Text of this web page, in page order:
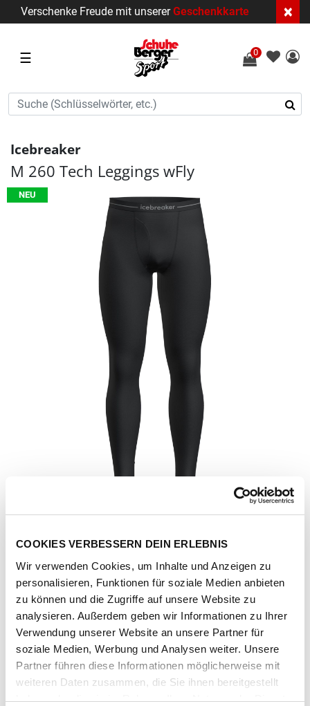
COOKIES VERBESSERN DEIN ERLEBNIS
Wir verwenden Cookies, um Inhalte und Anzeigen zu
personalisieren, Funktionen für soziale Medien anbieten
zu können und die Zugriffe auf unsere Website zu
analysieren. Außerdem geben wir Informationen zu Ihrer
Verwendung unserer Website an unsere Partner für
soziale Medien, Werbung und Analysen weiter. Unsere
Partner führen diese Informationen möglicherweise mit
weiteren Daten zusammen, die Sie ihnen bereitgestellt
haben oder die sie im Rahmen Ihrer Nutzung der Dienste
Verschenke Freude mit unsererGeschenkkarte ×
☰ 0
Icebreaker
M 260 Tech Leggings wFly
NEU
Artikel-Nr.IB104374001-black
Farbe black